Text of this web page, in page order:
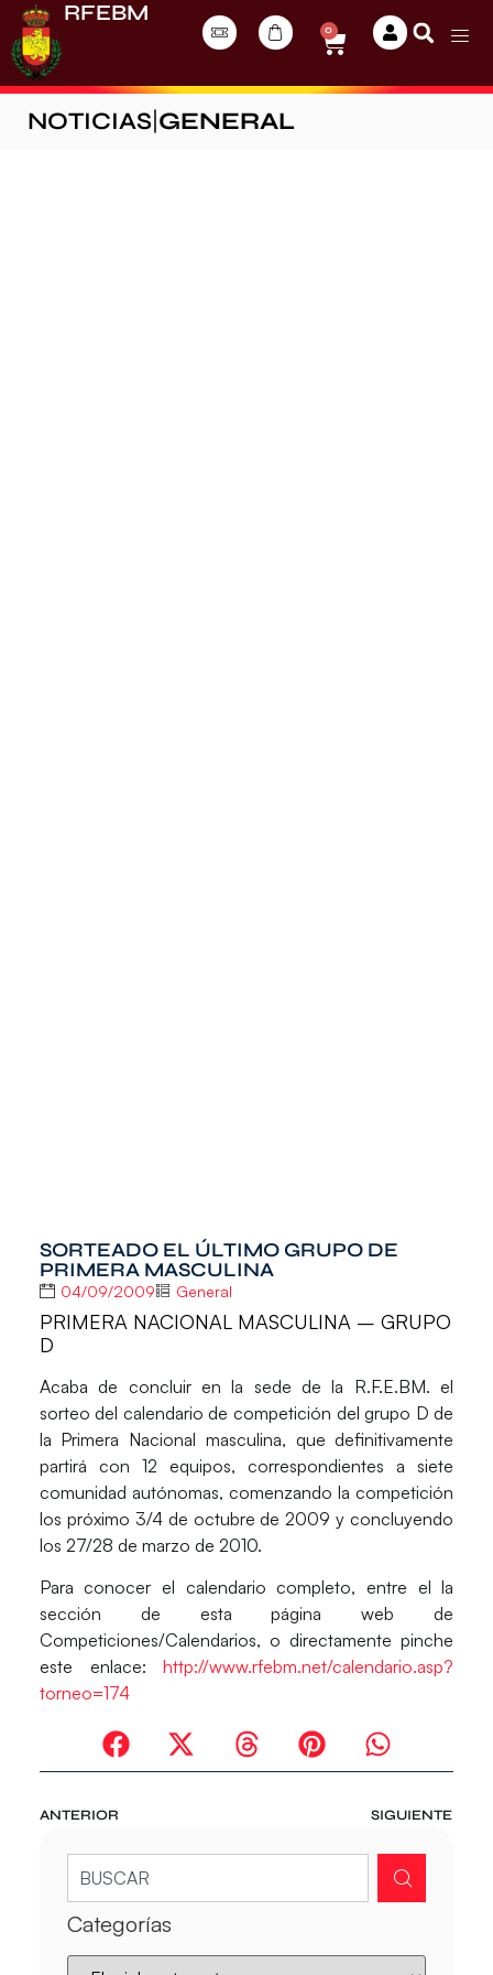
RFEBM
0
NOTICIAS GENERAL
SORTEADO EL ÚLTIMO GRUPO DE
PRIMERA MASCULINA
04/09/2009 General
PRIMERA NACIONAL MASCULINA – GRUPO
D
Acaba de concluir en la sede de la R.F.E.BM. el
sorteo del calendario de competición del grupo D de
la Primera Nacional masculina, que definitivamente
partirá con 12 equipos, correspondientes a siete
comunidad autónomas, comenzando la competición
los próximo 3/4 de octubre de 2009 y concluyendo
los 27/28 de marzo de 2010.
Para conocer el calendario completo, entre el la
sección de esta página web de
Competiciones/Calendarios, o directamente pinche
este enlace:http://www.rfebm.net/calendario.asp?
torneo=174
ANTERIOR SIGUIENTE
Categorías